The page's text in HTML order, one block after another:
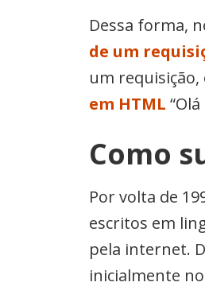
Dessa forma,
de um
um
em HTML
Como
Por volta de
escritos em
pela internet.
inicialmente